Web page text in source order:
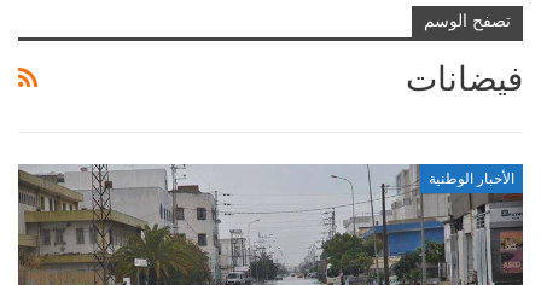
تصفح الوسم
فيضانات
الأخبار الوطنية